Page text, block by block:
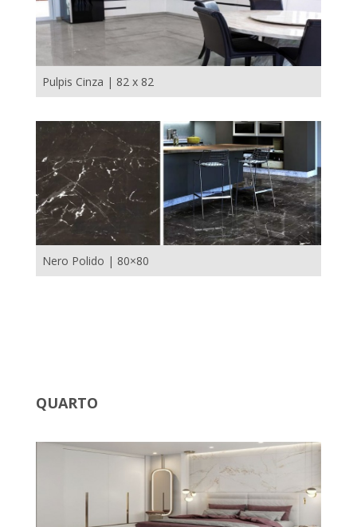
Pulpis Cinza | 82 x 82
Nero Polido | 80×80
QUARTO